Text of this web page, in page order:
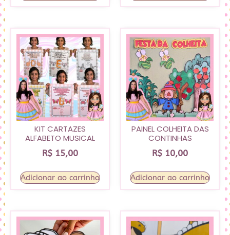
KIT CARTAZES
ALFABETO MUSICAL
R$ 15,00
Adicionar ao carrinho
PAINEL COLHEITA DAS
CONTINHAS
R$ 10,00
Adicionar ao carrinho